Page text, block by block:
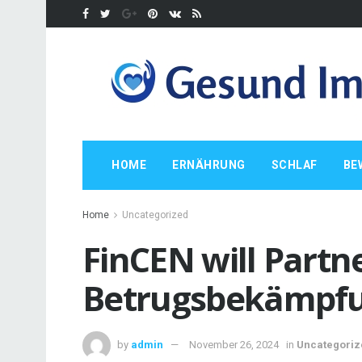
HOME ERNÄHRUNG SCHLAF
Home Uncategorized
FinCEN will
by admin November 26, 2024 in